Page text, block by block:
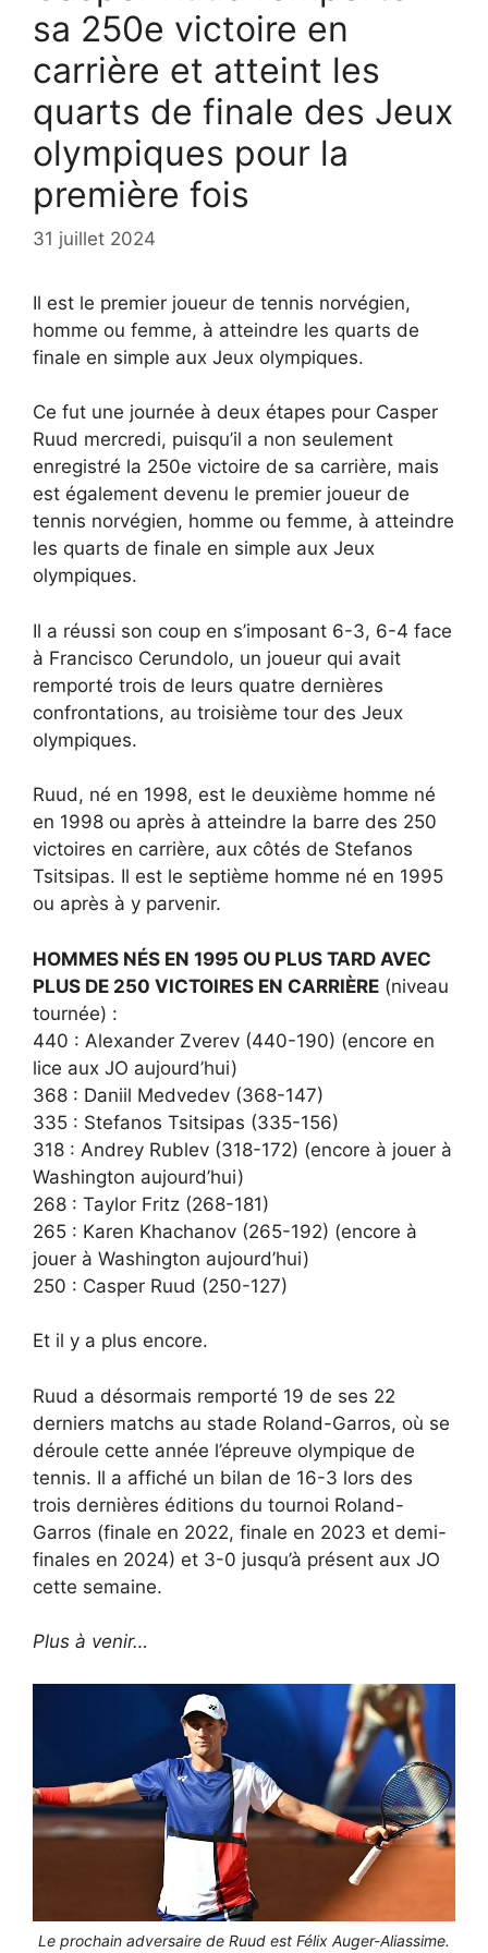
sa 250e victoire en
carrière et atteint les
quarts de finale des Jeux
olympiques pour la
première fois
31 juillet 2024
Il est le premier joueur de tennis norvégien,
homme ou femme, à atteindre les quarts de
finale en simple aux Jeux olympiques.
Ce fut une journée à deux étapes pour Casper
Ruud mercredi, puisqu’il a non seulement
enregistré la 250e victoire de sa carrière, mais
est également devenu le premier joueur de
tennis norvégien, homme ou femme, à atteindre
les quarts de finale en simple aux Jeux
olympiques.
Il a réussi son coup en s’imposant 6-3, 6-4 face
à Francisco Cerundolo, un joueur qui avait
remporté trois de leurs quatre dernières
confrontations, au troisième tour des Jeux
olympiques.
Ruud, né en 1998, est le deuxième homme né
en 1998 ou après à atteindre la barre des 250
victoires en carrière, aux côtés de Stefanos
Tsitsipas. Il est le septième homme né en 1995
ou après à y parvenir.
HOMMES NÉS EN 1995 OU PLUS TARD AVEC
PLUS DE 250 VICTOIRES EN CARRIÈRE (niveau
tournée) :
440 : Alexander Zverev (440-190) (encore en
lice aux JO aujourd’hui)
368 : Daniil Medvedev (368-147)
335 : Stefanos Tsitsipas (335-156)
318 : Andrey Rublev (318-172) (encore à jouer à
Washington aujourd’hui)
268 : Taylor Fritz (268-181)
265 : Karen Khachanov (265-192) (encore à
jouer à Washington aujourd’hui)
250 : Casper Ruud (250-127)
Et il y a plus encore.
Ruud a désormais remporté 19 de ses 22
derniers matchs au stade Roland-Garros, où se
déroule cette année l’épreuve olympique de
tennis. Il a affiché un bilan de 16-3 lors des
trois dernières éditions du tournoi Roland-
Garros (finale en 2022, finale en 2023 et demi-
finales en 2024) et 3-0 jusqu’à présent aux JO
cette semaine.
Plus à venir…
Le prochain adversaire de Ruud est Félix Auger-Aliassime.